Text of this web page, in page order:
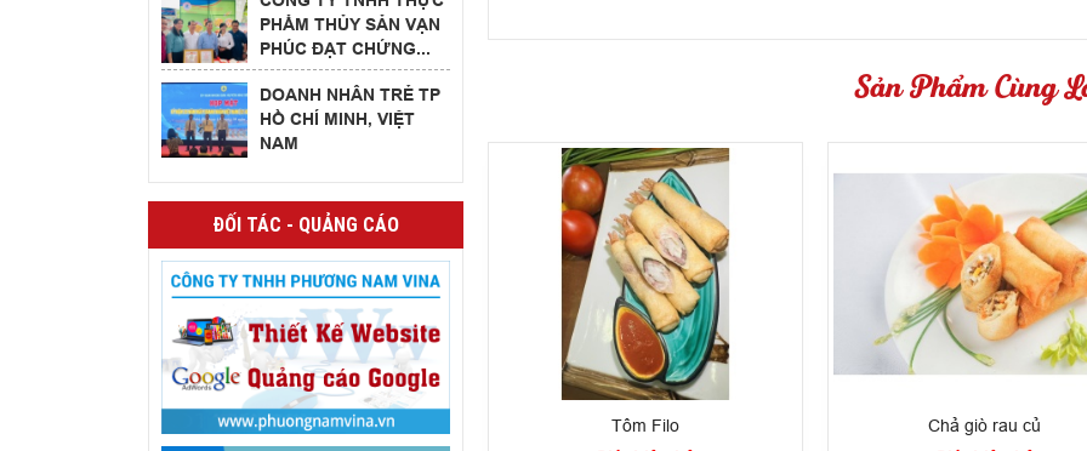
PHẨM THỦY SẢN VẠN
PHÚC ĐẠT CHỨNG...
DOANH NHÂN TRẺ TP
HỒ CHÍ MINH, VIỆT
NAM
ĐỐI TÁC - QUẢNG CÁO
Sản Phẩm Cùng
Tôm Filo
Chả giò rau củ